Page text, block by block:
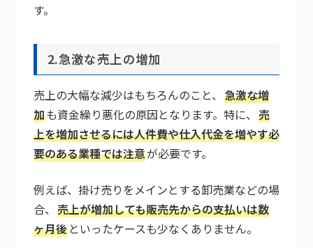
す。
2.急激な売上の増加
売上の大幅な減少はもちろんのこと、 急激な増
加も資金繰り悪化の原因となります。特に、 売
上を増加させるには人件費や仕入代金を増やす必
要のある業種では注意が必要です。
例えば、掛け売りをメインとする卸売業などの場
合、 売上が増加しても販売先からの支払いは数
ヶ月後 といったケースも少なくありません。